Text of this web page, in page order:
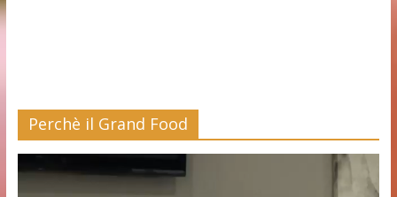
Perchè il Grand Food